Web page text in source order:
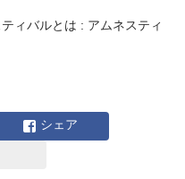
ィバルとは : アムネスティ
シェア